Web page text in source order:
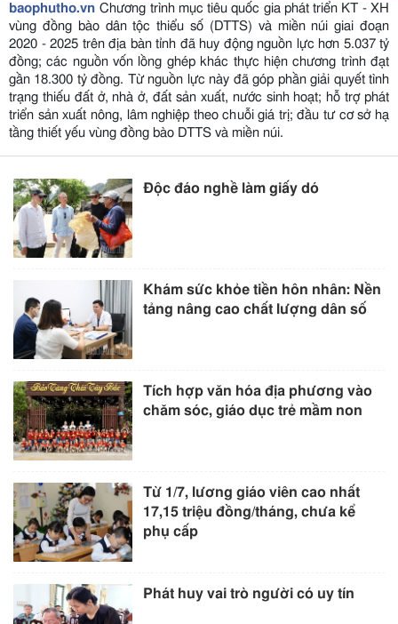
baophutho.vn Chương trình mục tiêu quốc gia phát triển KT - XH
vùng đồng bào dân tộc thiểu số (DTTS) và miền núi giai đoạn
2020 - 2025 trên địa bàn tỉnh đã huy động nguồn lực hơn 5.037 tỷ
đồng; các nguồn vốn lồng ghép khác thực hiện chương trình đạt
gần 18.300 tỷ đồng. Từ nguồn lực này đã góp phần giải quyết tình
trạng thiếu đất ở, nhà ở, đất sản xuất, nước sinh hoạt; hỗ trợ phát
triển sản xuất nông, lâm nghiệp theo chuỗi giá trị; đầu tư cơ sở hạ
tầng thiết yếu vùng đồng bào DTTS và miền núi.
Độc đáo nghề làm giấy dó
Khám sức khỏe tiền hôn nhân: Nền
tảng nâng cao chất lượng dân số
Tích hợp văn hóa địa phương vào
chăm sóc, giáo dục trẻ mầm non
Từ 1/7, lương giáo viên cao nhất
17,15 triệu đồng/tháng, chưa kể
phụ cấp
Phát huy vai trò người có uy tín